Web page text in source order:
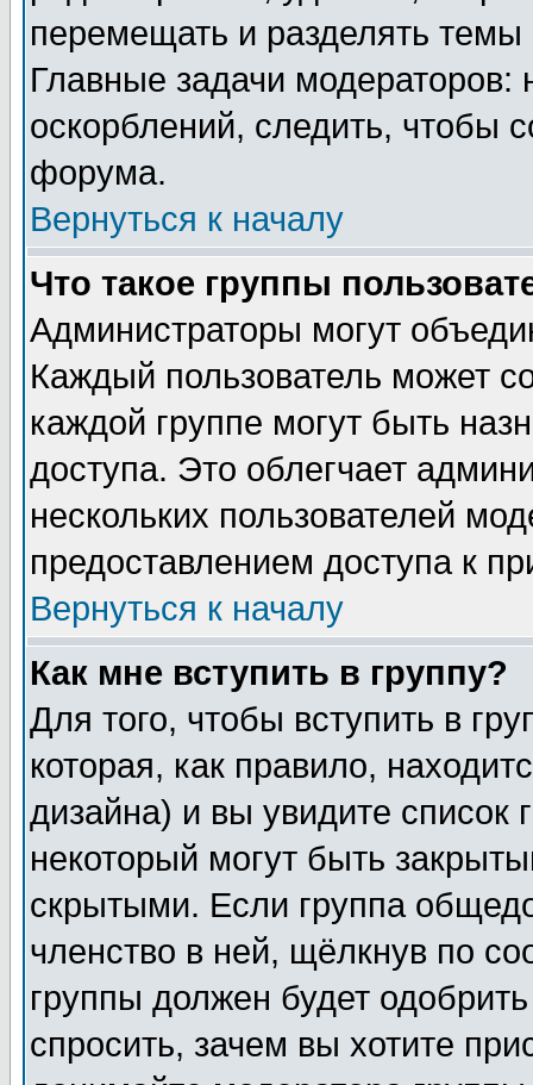
перемещать и разделять
Главные задачи
оскорблений, следить, чтобы
форума.
Вернуться к началу
Что такое группы
Администраторы могут
Каждый пользователь может
каждой группе могут быть
доступа. Это облегчает
нескольких пользователей
предоставлением доступа к
Вернуться к началу
Как мне вступить в группу?
Для того, чтобы вступить в
которая, как правило,
дизайна) и вы увидите список
некоторый могут быть
скрытыми. Если группа
членство в ней, щёлкнув по
группы должен будет
спросить, зачем вы хотите